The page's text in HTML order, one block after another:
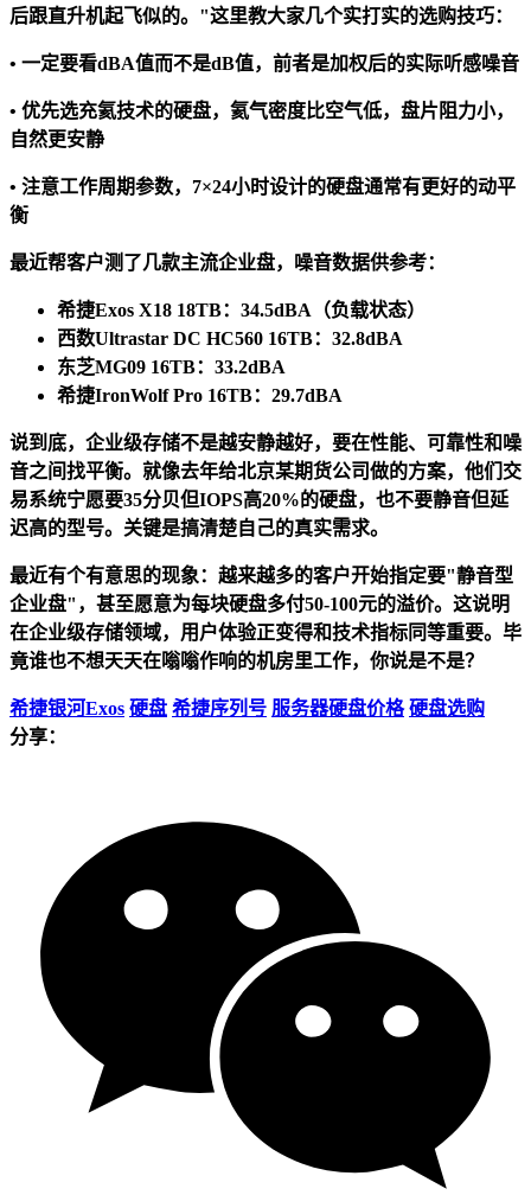
后跟直升机起飞似的。"这里教大家几个实打实的选购技巧：
• 一定要看dBA值而不是dB值，前者是加权后的实际听感噪音
• 优先选充氦技术的硬盘，氦气密度比空气低，盘片阻力小，
自然更安静
• 注意工作周期参数，7×24小时设计的硬盘通常有更好的动平
衡
最近帮客户测了几款主流企业盘，噪音数据供参考：
希捷Exos X18 18TB：34.5dBA（负载状态）
西数Ultrastar DC HC560 16TB：32.8dBA
东芝MG09 16TB：33.2dBA
希捷IronWolf Pro 16TB：29.7dBA
说到底，企业级存储不是越安静越好，要在性能、可靠性和噪
音之间找平衡。就像去年给北京某期货公司做的方案，他们交
易系统宁愿要35分贝但IOPS高20%的硬盘，也不要静音但延
迟高的型号。关键是搞清楚自己的真实需求。
最近有个有意思的现象：越来越多的客户开始指定要"静音型
企业盘"，甚至愿意为每块硬盘多付50-100元的溢价。这说明
在企业级存储领域，用户体验正变得和技术指标同等重要。毕
竟谁也不想天天在嗡嗡作响的机房里工作，你说是不是？
希捷银河Exos 硬盘 希捷序列号 服务器硬盘价格 硬盘选购
分享：